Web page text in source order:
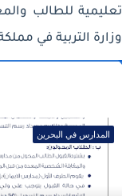
تعليمية للطالب
وزارة التربية في
المدارس في البحرين